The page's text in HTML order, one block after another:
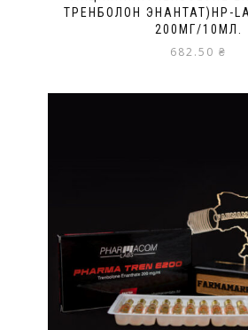
ТРЕНБОЛОН ЭНАНТАТ)HP-
200МГ/10МЛ.
682.50 ₴